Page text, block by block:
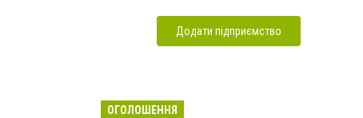
Додати підприємство
ОГОЛОШЕННЯ